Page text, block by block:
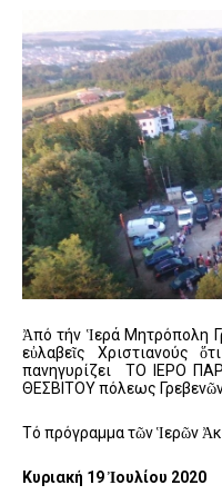
Ἀπό τήν Ἱερά Μητρόπολη
εὐλαβεῖς Χριστιανούς
πανηγυρίζει ΤΟ ΙΕΡΟ
ΘΕΣΒΙΤΟΥ πόλεως
Τό πρόγραμμα τῶν Ἱερῶν
Κυριακή 19 Ἰουλίου 2020